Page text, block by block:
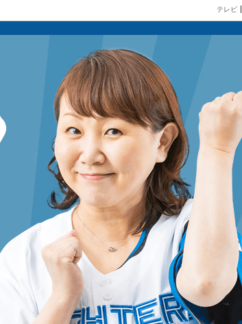
テレビ